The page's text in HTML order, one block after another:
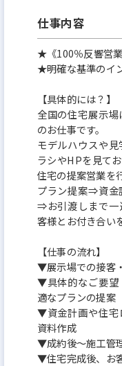
仕事内容
★《100％反響営
★明確な基準のイ
【具体的には？】
全国の住宅展示
のお仕事です。
モデルハウスや
ラシやHPを見て
住宅の提案営業を
プラン提案⇒資
⇒お引渡しまで一
客様とお付き合い
【仕事の流れ】
▼展示場での接客
▼具体的なご要望
適なプランの提案
▼資金計画や住宅
資料作成
▼成約後〜施工管
▼住宅完成後、お